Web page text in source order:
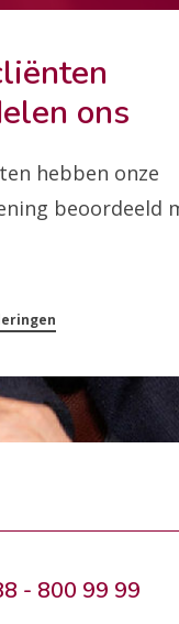
ons
hebben onze
beoordeeld
- 800 99 99